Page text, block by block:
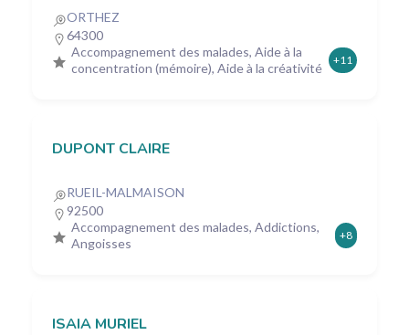
ORTHEZ
64300
Accompagnement des malades, Aide à la
concentration (mémoire), Aide à la créativité
+11
DUPONT CLAIRE
RUEIL-MALMAISON
92500
Accompagnement des malades, Addictions,
Angoisses
+8
ISAIA MURIEL